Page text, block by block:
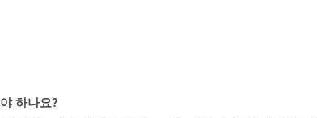
하나요?